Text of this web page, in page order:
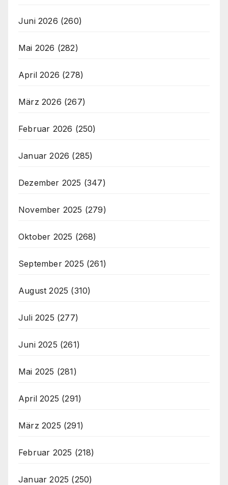
Juni 2026 (260)
Mai 2026 (282)
April 2026 (278)
März 2026 (267)
Februar 2026 (250)
Januar 2026 (285)
Dezember 2025 (347)
November 2025 (279)
Oktober 2025 (268)
September 2025 (261)
August 2025 (310)
Juli 2025 (277)
Juni 2025 (261)
Mai 2025 (281)
April 2025 (291)
März 2025 (291)
Februar 2025 (218)
Januar 2025 (250)